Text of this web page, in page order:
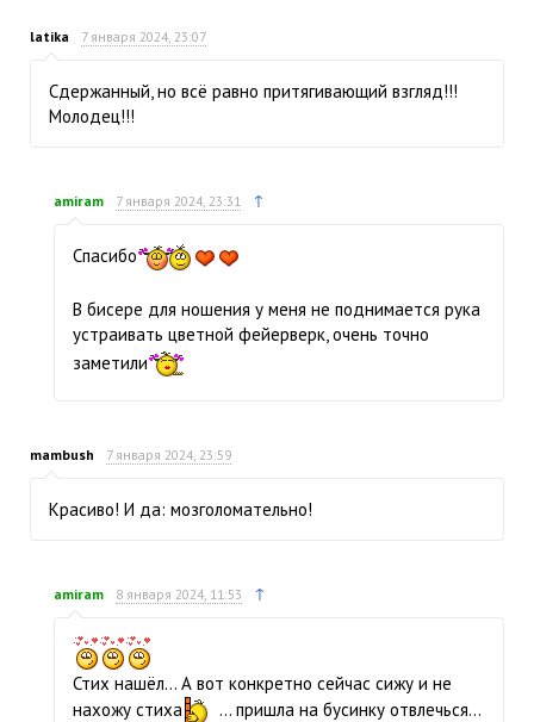
latika 7 января 2024, 23:07
Сдержанный, но всё равно притягивающий взгляд!!!
Молодец!!!
amiram 7 января 2024, 23:31 ↑
Спасибо
В бисере для ношения у меня не поднимается рука
устраивать цветной фейерверк, очень точно
заметили
mambush 7 января 2024, 23:59
Красиво! И да: мозголомательно!
amiram 8 января 2024, 11:53 ↑
Стих нашёл… А вот конкретно сейчас сижу и не
нахожу стиха
… пришла на бусинку отвлечься…